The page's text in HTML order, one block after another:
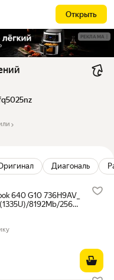
Открыть
РЕКЛАМА
Диагональ
640 G10 736H9AV_
8192Mb/256
DOS)
Пэй 114250 ₽ вместо